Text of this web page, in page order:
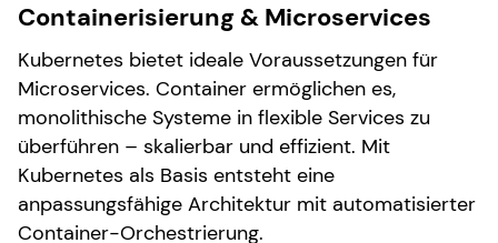
Containerisierung & Microservices
Kubernetes bietet ideale Voraussetzungen für
Microservices. Container ermöglichen es,
monolithische Systeme in flexible Services zu
überführen – skalierbar und effizient. Mit
Kubernetes als Basis entsteht eine
anpassungsfähige Architektur mit automatisierter
Container-Orchestrierung.